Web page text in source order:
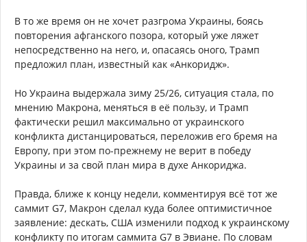
В то же время он не хочет разгрома Украины, боясь
повторения афганского позора, который уже ляжет
непосредственно на него, и, опасаясь оного, Трамп
предложил план, известный как «Анкоридж».
Но Украина выдержала зиму 25/26, ситуация стала, по
мнению Макрона, меняться в её пользу, и Трамп
фактически решил максимально от украинского
конфликта дистанцироваться, переложив его бремя на
Европу, при этом по-прежнему не верит в победу
Украины и за свой план мира в духе Анкориджа.
Правда, ближе к концу недели, комментируя всё тот же
саммит G7, Макрон сделал куда более оптимистичное
заявление: дескать, США изменили подход к украинскому
конфликту по итогам саммита G7 в Эвиане. По словам